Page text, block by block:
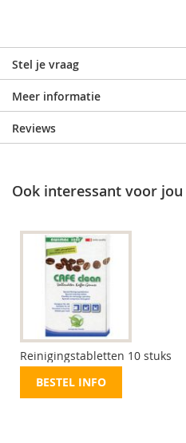
Stel je vraag
Meer informatie
Reviews
Ook interessant voor jou
Reinigingstabletten 10 stuks
BESTEL INFO